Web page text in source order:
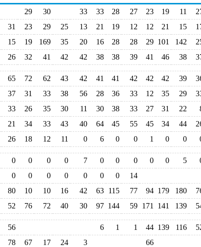
29 30 33 33 28 27 23 19 11
31 23 29 25 13 21 19 12 12 21 15
15 19 169 35 20 16 28 28 29 101 142
26 32 41 42 42 38 38 39 41 46 38
65 72 62 43 42 41 41 42 42 42 39
37 31 33 38 56 28 36 33 12 35 29
33 26 35 30 11 30 38 33 27 31 22
21 34 33 43 40 64 45 55 45 34 44
26 18 12 11 0 6 0 0 1 0 0
0 0 0 0 7 0 0 0 0 0 5
0 0 0 0 0 0 0
14
80 10 10 16 42 63 115 77 94 179 180
52 76 72 40 30 97 144 59 171 141 139
56 6 1 1 44 139 116
78 67 17 24 3
66